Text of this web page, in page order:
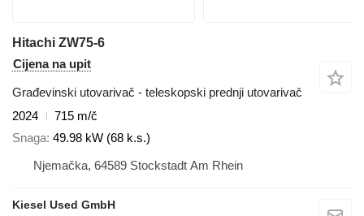
Hitachi ZW75-6
Cijena na upit
Građevinski utovarivač - teleskopski prednji utovarivač
2024
715 m/č
Snaga 49.98 kW (68 k.s.)
Njemačka, 64589 Stockstadt Am Rhein
Kiesel Used GmbH